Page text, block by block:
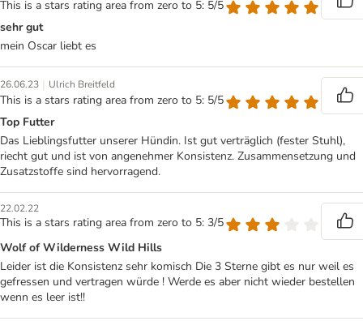
This is a stars rating area from zero to 5: 5/5
sehr gut
mein Oscar liebt es
26.06.23 | Ulrich Breitfeld
This is a stars rating area from zero to 5: 5/5
Top Futter
Das Lieblingsfutter unserer Hündin. Ist gut verträglich (fester Stuhl),
riecht gut und ist von angenehmer Konsistenz. Zusammensetzung und
Zusatzstoffe sind hervorragend.
22.02.22
This is a stars rating area from zero to 5: 3/5
Wolf of Wilderness Wild Hills
Leider ist die Konsistenz sehr komisch Die 3 Sterne gibt es nur weil es
gefressen und vertragen würde ! Werde es aber nicht wieder bestellen
wenn es leer ist!!